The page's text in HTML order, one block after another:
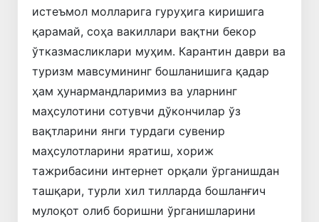
истеъмол молларига гуруҳига киришига
қарамай, соҳа вакиллари вақтни бекор
ўтказмасликлари муҳим. Карантин даври ва
туризм мавсумининг бошланишига қадар
ҳам ҳунармандларимиз ва уларнинг
маҳсулотини сотувчи дўкончилар ўз
вақтларини янги турдаги сувенир
маҳсулотларини яратиш, хориж
тажрибасини интернет орқали ўрганишдан
ташқари, турли хил тилларда бошланғич
мулоқот олиб боришни ўрганишларини